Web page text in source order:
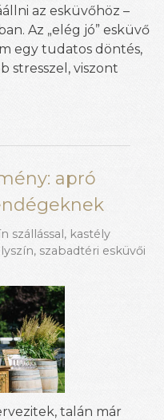
az esküvőhöz –
Az „elég jó” esküvő
egy tudatos döntés,
stresszel, viszont
apró
szállással , kastély
, szabadtéri esküvői
talán már